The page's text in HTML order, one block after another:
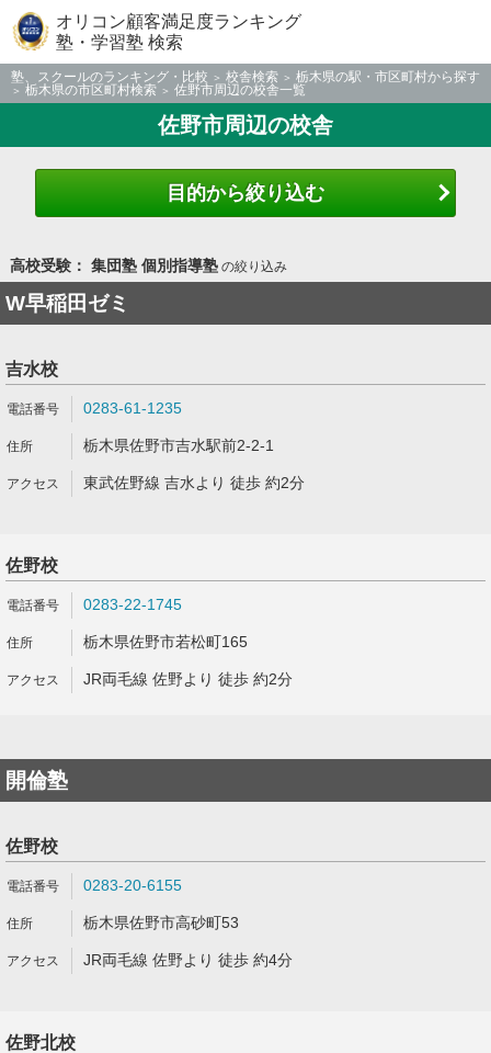
オリコン顧客満足度ランキング
塾・学習塾 検索
塾、スクールのランキング・比較 校舎検索
栃木県の駅・市区町村から探す
栃木県の市区町村検索
佐野市周辺の校舎一覧
佐野市周辺の校舎
目的から絞り込む
高校受験： 集団塾 個別指導塾の絞り込み
W早稲田ゼミ
吉水校
0283-61-1235
栃木県佐野市吉水駅前2-2-1
東武佐野線 吉水より 徒歩 約2分
佐野校
0283-22-1745
栃木県佐野市若松町165
JR両毛線 佐野より 徒歩 約2分
開倫塾
佐野校
0283-20-6155
栃木県佐野市高砂町53
JR両毛線 佐野より 徒歩 約4分
佐野北校